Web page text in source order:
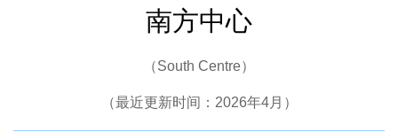
南方中心
（South Centre）
（最近更新时间：2026年4月）